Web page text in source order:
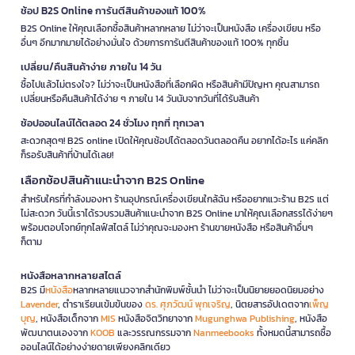
ช้อป B2S Online การันตีสินค้าของแท้ 100%
B2S Online ให้คุณเลือกซื้อสินค้าหลากหลาย ไม่ว่าจะเป็นหนังสือ เครื่องเขียน หรือ
อื่นๆ อีกมากมายได้อย่างมั่นใจ ด้วยการการันตีสินค้าของแท้ 100% ทุกชิ้น
เปลี่ยน/คืนสินค้าง่าย ภายใน 14 วัน
ซื้อไปแล้วไม่ตรงใจ? ไม่ว่าจะเป็นหนังสือที่เลือกผิด หรือสินค้ามีปัญหา คุณสามารถ
เปลี่ยนหรือคืนสินค้าได้ง่าย ๆ ภายใน 14 วันนับจากวันที่ได้รับสินค้า
ช้อปออนไลน์ได้ตลอด 24 ชั่วโมง ทุกที่ ทุกเวลา
สะดวกสุดๆ! B2S online เปิดให้คุณช้อปได้ตลอดวันตลอดคืน อยากได้อะไร แค่คลิก
ก็รอรับสินค้าที่บ้านได้เลย!
เลือกช้อปสินค้าแนะนำจาก B2S Online
สำหรับใครที่กำลังมองหา ร้านอุปกรณ์เครื่องเขียนใกล้ฉัน หรืออยากแวะร้าน B2S แต่
ไม่สะดวก วันนี้เราได้รวบรวมสินค้าแนะนำจาก B2S Online มาให้คุณเลือกสรรได้ง่ายๆ
พร้อมตอบโจทย์ทุกไลฟ์สไตล์ ไม่ว่าคุณจะมองหา ร้านขายหนังสือ หรือสินค้าอื่นๆ
ก็ตาม
หนังสือหลากหลายสไตล์
B2S มีหนังสือหลากหลายแนวจากสำนักพิมพ์ชั้นนำ ไม่ว่าจะเป็นนิยายยอดนิยมอย่าง
Lavender, ตำราเรียนเข้มข้นของดร. ศุภวัฒน์ พุกเจริญ, นิตยสารอัปเดตจากเพ็ญ
บุญ, หนังสือเด็กจากMIS หนังสือจิตวิทยาจากMugunghwa Publishing, หนังสือ
พัฒนาตนเองจากKOOB และวรรณกรรมจากNanmeebooks ทั้งหมดนี้สามารถซื้อ
ออนไลน์ได้อย่างง่ายดายเพียงคลิกเดียว